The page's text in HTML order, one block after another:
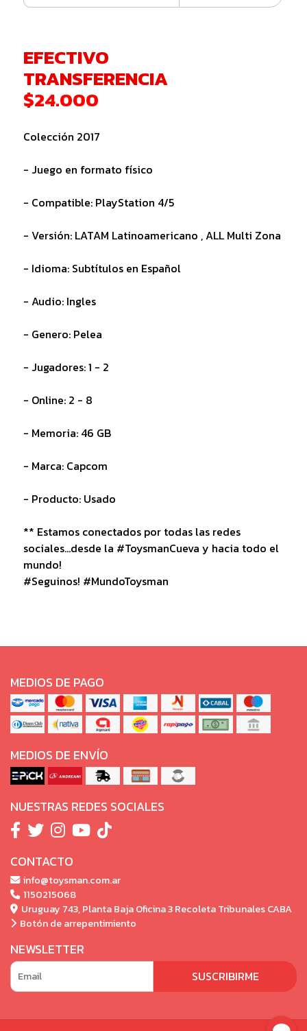
EFECTIVO
TRANSFERENCIA
$24.000
Colección 2017
- Juego en formato físico
- Compatible: PlayStation 4/5
- Versión: LATAM Latinoamericano , ALL Multi Zona
- Idioma: Subtítulos en Español
- Audio: Ingles
- Genero: Pelea
- Jugadores: 1 - 2
- Online: 2 - 8
- Memoria: 46 GB
- Marca: Capcom
- Producto: Usado
** Estamos conectados por todas las redes
sociales...desde la #ToysmanCueva y hacia todo el
mundo!
#Seguinos! #MundoToysman
MEDIOS DE PAGO
MEDIOS DE ENVÍO
NUESTRAS REDES SOCIALES
CONTACTO
info@toysman.com.ar
1150215068
Uruguay 743, Planta Baja Oficina 3 Recoleta Tribunales CABA
Botón de arrepentimiento
NEWSLETTER
SUSCRIBIRME